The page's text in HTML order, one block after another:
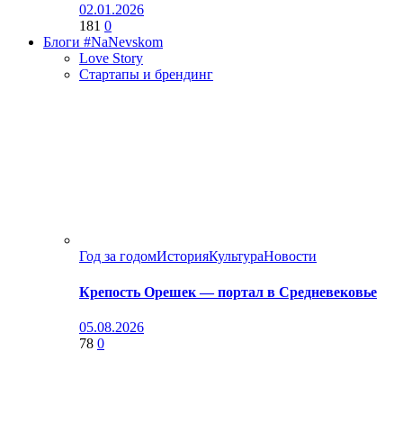
02.01.2026
181 0
Блоги #NaNevskom
Love Story
Стартапы и брендинг
Год за годомИсторияКультураНовости
Крепость Орешек — портал в Средневековье
05.08.2026
78 0